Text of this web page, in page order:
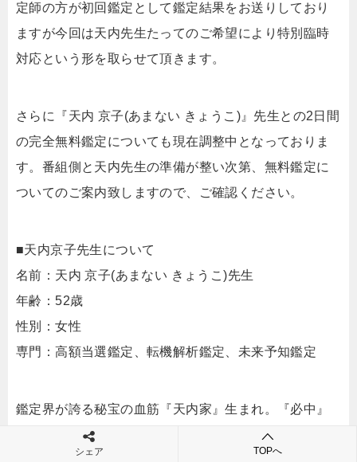
定師の方が初回鑑定として鑑定結果をお送りしており
ますが今回は天内先生たってのご希望により特別臨時
対応という形を取らせて頂きます。
さらに『天内 京子(あまない きょうこ)』先生との2日間
の完全無料鑑定についても現在調整中となっておりま
す。番組側と天内先生の準備が整い次第、無料鑑定に
ついてのご案内致しますので、ご確認ください。
■天内京子先生について
名前：天内 京子(あまない きょうこ)先生
年齢：52歳
性別：女性
専門：高額当選鑑定、転機解析鑑定、未来予知鑑定
鑑定界が誇る秘宝の血筋『天内家』生まれ。『必中』
との評判から政界・財界において成功者を生み出し続
シェア TOPへ